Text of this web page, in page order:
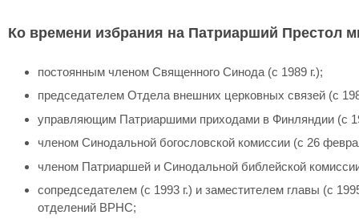
Ко времени избрания на Патриарший Престол
постоянным членом Священного Синода (с 1989 г.);
председателем Отдела внешних церковных связей (с
управляющим Патриаршими приходами в Финляндии (с
членом Синодальной богословской комиссии (с 26
членом Патриаршей и Синодальной библейской
сопредседателем (с 1993 г.) и заместителем главы (с
отделений ВРНС;